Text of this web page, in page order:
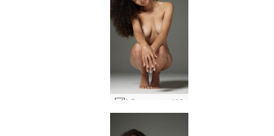
टेटी कामुक जुराब #25